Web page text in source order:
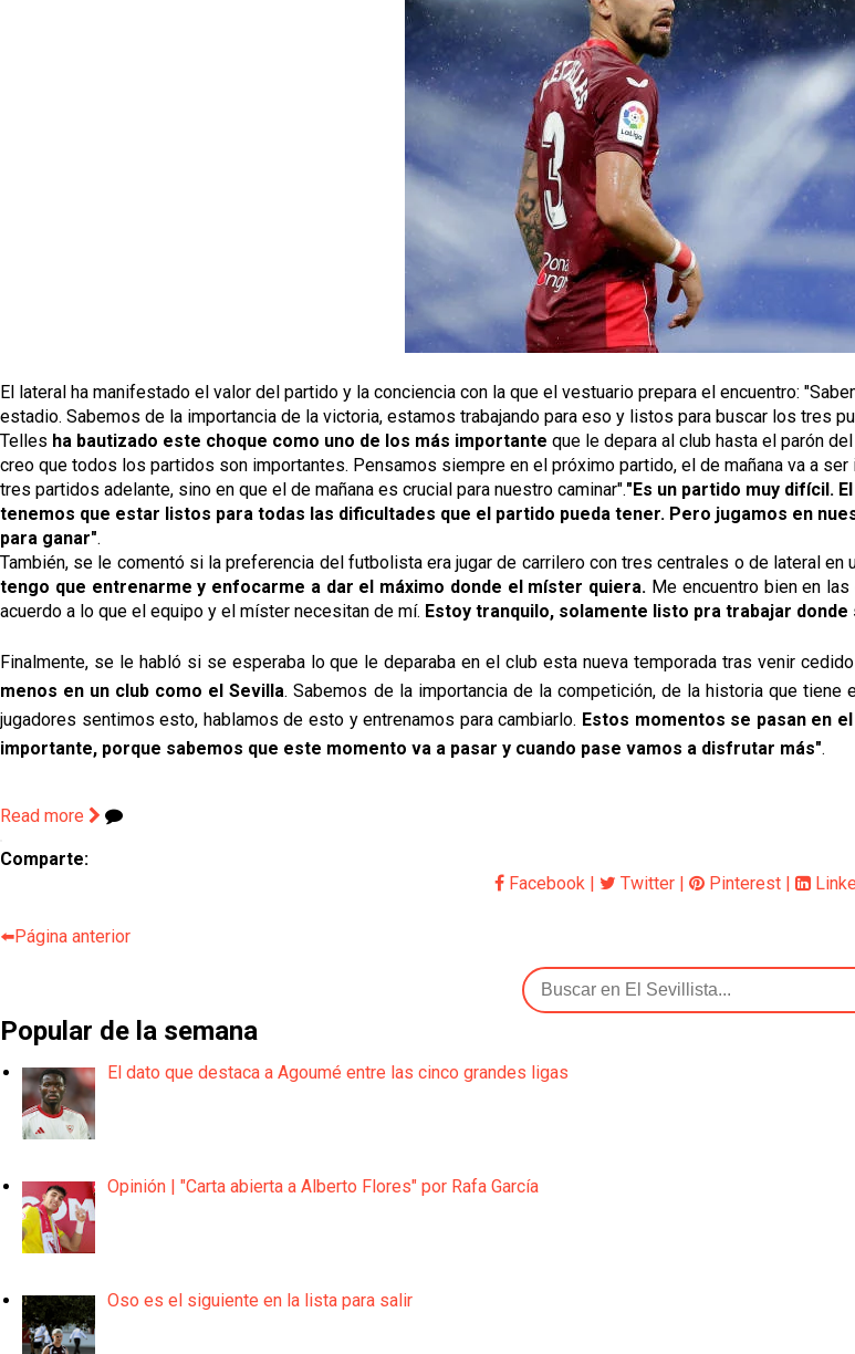
El lateral ha manifestado el valor del partido y la conciencia con la que el vestuario prepara el encuentro:
estadio. Sabemos de la importancia de la victoria, estamos trabajando para eso y listos para buscar los tres
Telles ha bautizado este choque como uno de los más importante que le depara al club hasta el parón
creo que todos los partidos son importantes. Pensamos siempre en el próximo partido, el de mañana va a
tres partidos adelante, sino en que el de mañana es crucial para nuestro caminar"."Es un partido muy difícil.
tenemos que estar listos para todas las dificultades que el partido pueda tener. Pero jugamos en
para ganar".
También, se le comentó si la preferencia del futbolista era jugar de carrilero con tres centrales o de lateral en
tengo que entrenarme y enfocarme a dar el máximo donde el míster quiera. Me encuentro bien en
acuerdo a lo que el equipo y el míster necesitan de mí. Estoy tranquilo, solamente listo pra trabajar donde
Finalmente, se le habló si se esperaba lo que le deparaba en el club esta nueva temporada tras venir
menos en un club como el Sevilla. Sabemos de la importancia de la competición, de la historia que
jugadores sentimos esto, hablamos de esto y entrenamos para cambiarlo. Estos momentos se pasan en
importante, porque sabemos que este momento va a pasar y cuando pase vamos a disfrutar más".
Read more
Comparte:
Facebook | Twitter | Pinterest |
⬅️Página anterior
Popular de la semana
El dato que destaca a Agoumé entre las cinco grandes ligas
Opinión | "Carta abierta a Alberto Flores" por Rafa García
Oso es el siguiente en la lista para salir